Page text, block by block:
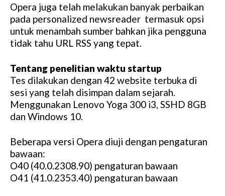
Opera juga telah melakukan banyak perbaikan
pada personalized newsreader termasuk opsi
untuk menambah sumber bahkan jika pengguna
tidak tahu URL RSS yang tepat.
Tentang penelitian waktu startup
Tes dilakukan dengan 42 website terbuka di
sesi yang telah disimpan dalam sejarah.
Menggunakan Lenovo Yoga 300 i3, SSHD 8GB
dan Windows 10.
Beberapa versi Opera diuji dengan pengaturan
bawaan:
O40 (40.0.2308.90) pengaturan bawaan
O41 (41.0.2353.40) pengaturan bawaan